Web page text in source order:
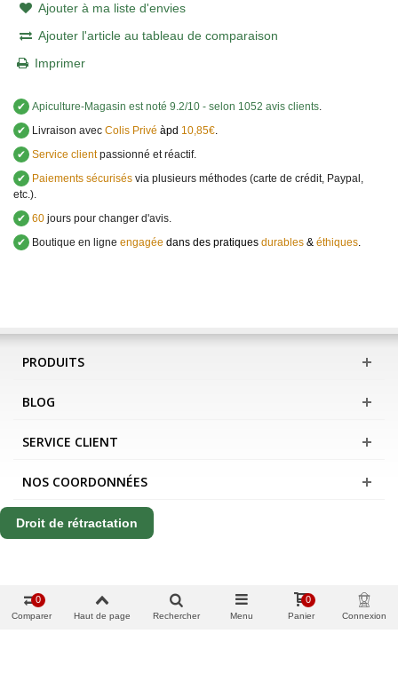
Ajouter à ma liste d'envies
Ajouter l'article au tableau de comparaison
Imprimer
✔ Apiculture-Magasin est noté 9.2/10 - selon 1052 avis clients.
✔
Livraison avec Colis Privé àpd 10,85€.
✔ Service clientpassionné et réactif.
✔
Paiements sécurisés via plusieurs méthodes (carte de crédit, Paypal,
etc.).
✔ 60 jours pour changer d'avis.
✔
Boutique en ligne engagée dans des pratiques durables & éthiques.
PRODUITS
BLOG
SERVICE CLIENT
NOS COORDONNÉES
Droit de rétractation
Comparer
0
Haut de page Rechercher Menu Panier
0
Connexion